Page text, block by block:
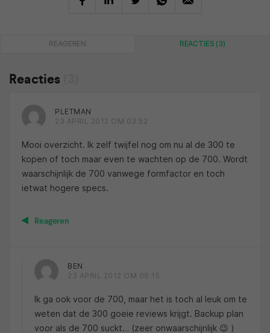
REAGEREN REACTIES (3)
Reacties
PLETMAN
23 APRIL 2012 OM 03:52
Mooi overzicht. Ik zelf twijfel nog om nu al de 300 te
kopen of toch maar even te wachten op de 700. Wordt
waarschijnlijk de 700 vanwege formfactor en toch
ietwat hogere specs.
Reageren
BEN
23 APRIL 2012 OM 06:15
Ik ga ook voor de 700, maar het is toch al leuk om te
weten dat de 300 goeie reviews krijgt. Backup plan
voor als de 700 suckt… (zeer onwaarschijnlijk 😉 )